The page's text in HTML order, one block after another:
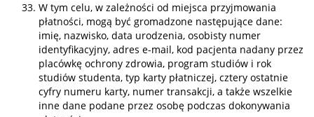
W tym celu, w zależności od miejsca przyjmowania
płatności, mogą być gromadzone następujące dane:
imię, nazwisko, data urodzenia, osobisty numer
identyfikacyjny, adres e-mail, kod pacjenta nadany przez
placówkę ochrony zdrowia, program studiów i rok
studiów studenta, typ karty płatniczej, cztery ostatnie
cyfry numeru karty, numer transakcji, a także wszelkie
inne dane podane przez osobę podczas dokonywania